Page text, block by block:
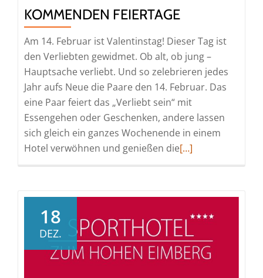
KOMMENDEN FEIERTAGE
Am 14. Februar ist Valentinstag! Dieser Tag ist
den Verliebten gewidmet. Ob alt, ob jung –
Hauptsache verliebt. Und so zelebrieren jedes
Jahr aufs Neue die Paare den 14. Februar. Das
eine Paar feiert das „Verliebt sein“ mit
Essengehen oder Geschenken, andere lassen
sich gleich ein ganzes Wochenende in einem
Hotel verwöhnen und genießen dieRead
Willingen
–
Das
[…]
18
DEZ.